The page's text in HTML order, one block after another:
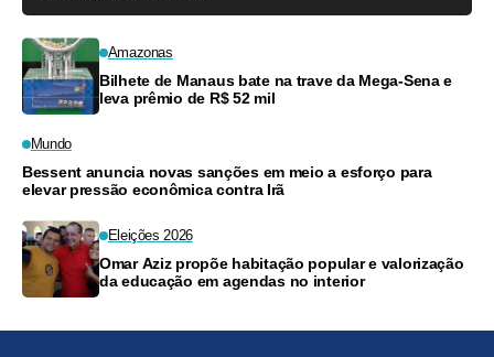
Amazonas
Bilhete de Manaus bate na trave da Mega-Sena e
leva prêmio de R$ 52 mil
Mundo
Bessent anuncia novas sanções em meio a esforço para
elevar pressão econômica contra Irã
Eleições 2026
Omar Aziz propõe habitação popular e valorização
da educação em agendas no interior